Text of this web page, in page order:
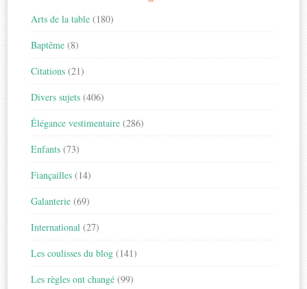
Arts de la table (180)
Baptême (8)
Citations (21)
Divers sujets (406)
Élégance vestimentaire (286)
Enfants (73)
Fiançailles (14)
Galanterie (69)
International (27)
Les coulisses du blog (141)
Les règles ont changé (99)